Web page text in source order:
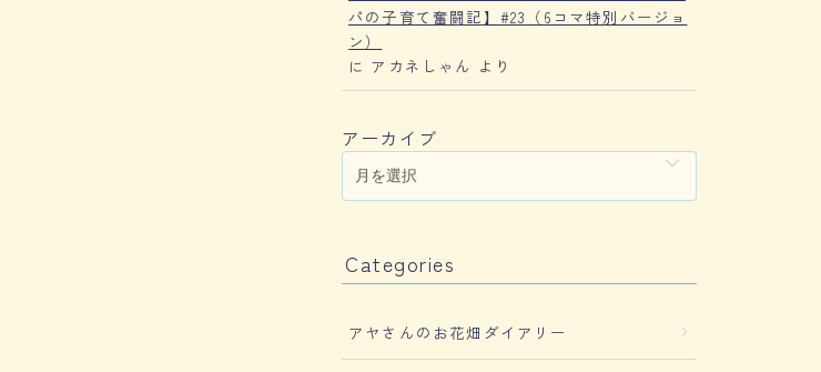
パの子育て奮闘記】#23（6コマ特別バージョ
ン）
に アカネしゃん より
アーカイブ
Categories
アヤさんのお花畑ダイアリー